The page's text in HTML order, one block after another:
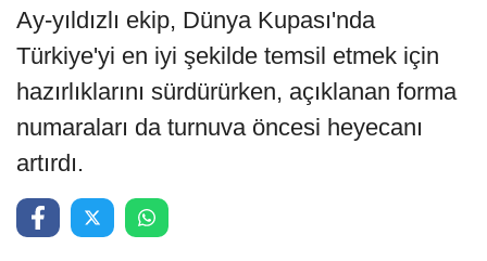
Ay-yıldızlı ekip, Dünya Kupası'nda
Türkiye'yi en iyi şekilde temsil etmek için
hazırlıklarını sürdürürken, açıklanan forma
numaraları da turnuva öncesi heyecanı
artırdı.